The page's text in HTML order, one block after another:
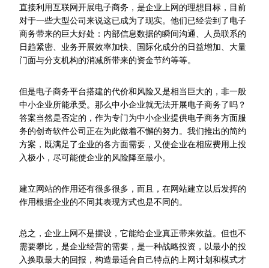
直接利用互联网开展电子商务，是企业上网的理想目标，目前
对于一些大型公司来说这已成为了现实。他们已经尝到了电子
商务带来的巨大好处：内部信息数据的瞬间沟通、人员联系的
日趋紧密、业务开展效率加快、国际化成分的日益增加、大量
门面与分支机构的消减所带来的资金节约等等。
但是电子商务平台搭建的代价和风险又是相当巨大的，非一般
中小企业所能承受。那么中小企业就无法开展电子商务了吗？
答案当然是否定的，作为专门为中小企业提供电子商务方面服
务的创奇软件公司正在为此做着不懈的努力。我们推出的简约
方案，既满足了企业的各方面需要，又使企业在相应费用上投
入极小，尽可能使企业的风险降至最小。
建立网站的作用还有很多很多，而且，在网站建立以后发挥的
作用根据企业的不同其表现方式也是不同的。
总之，企业上网不是摆设，它能给企业真正带来效益。但也不
需要攀比，是企业经营的需要，是一种战略投资，以最小的投
入换取最大的回报，构造最适合自己特点的上网计划和模式才